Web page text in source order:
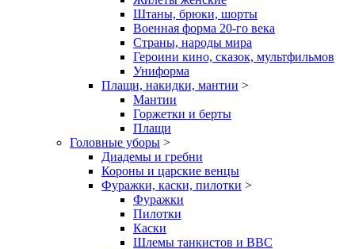
Штаны, брюки, шорты
Военная форма 20-го века
Страны, народы мира
Героини кино, сказок, мультфильмов
Униформа
Плащи, накидки, мантии >
Мантии
Горжетки и берты
Плащи
Головные уборы >
Диадемы и гребни
Короны и царские венцы
Фуражки, каски, пилотки >
Фуражки
Пилотки
Каски
Шлемы танкистов и ВВС